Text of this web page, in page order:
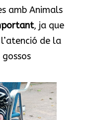
amb Animals
, ja que
de la